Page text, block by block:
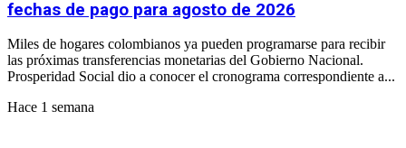
fechas de pago para agosto de 2026
Miles de hogares colombianos ya pueden programarse para recibir
las próximas transferencias monetarias del Gobierno Nacional.
Prosperidad Social dio a conocer el cronograma correspondiente a...
Hace 1 semana